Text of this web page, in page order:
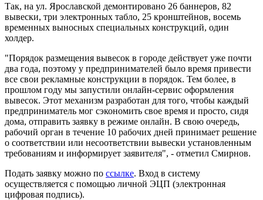
Так, на ул. Ярославской демонтировано 26 баннеров, 82
вывески, три электронных табло, 25 кронштейнов, восемь
временных выносных специальных конструкций, один
холдер.
"Порядок размещения вывесок в городе действует уже почти
два года, поэтому у предпринимателей было время привести
все свои рекламные конструкции в порядок. Тем более, в
прошлом году мы запустили онлайн-сервис оформления
вывесок. Этот механизм разработан для того, чтобы каждый
предприниматель мог сэкономить свое время и просто, сидя
дома, отправить заявку в режиме онлайн. В свою очередь,
рабочий орган в течение 10 рабочих дней принимает решение
о соответствии или несоответствии вывески установленным
требованиям и информирует заявителя", - отметил Смирнов.
Подать заявку можно по ссылке. Вход в систему
осуществляется с помощью личной ЭЦП (электронная
цифровая подпись).